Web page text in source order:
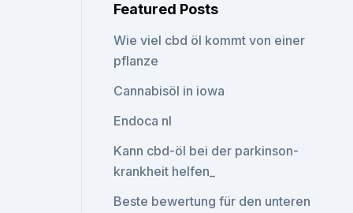
Featured Posts
Wie viel cbd öl kommt von einer
pflanze
Cannabisöl in iowa
Endoca nl
Kann cbd-öl bei der parkinson-
krankheit helfen_
Beste bewertung für den unteren